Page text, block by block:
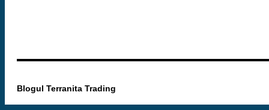
Blogul Terranita Trading